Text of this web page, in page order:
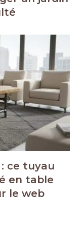
ce tuyau
en table
le web